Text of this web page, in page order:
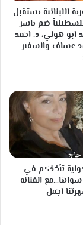
اللبنانية يستقبل
ضم ياسر
ابو هولي، د. احمد
عساف والسفير
تأخذكم في
الفنانة
اجمل